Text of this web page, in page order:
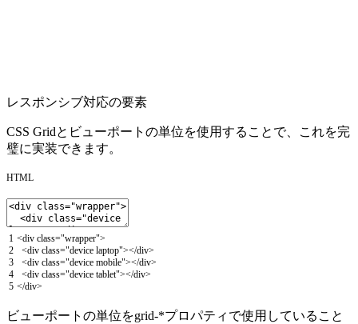
レスポンシブ対応の要素
CSS Gridとビューポートの単位を使用することで、これを完
璧に実装できます。
HTML
1
2
3
4
5
<div class="wrapper">
<div class="device laptop"></div>
<div class="device mobile"></div>
<div class="device tablet"></div>
</div>
ビューポートの単位をgrid-*プロパティで使用していること